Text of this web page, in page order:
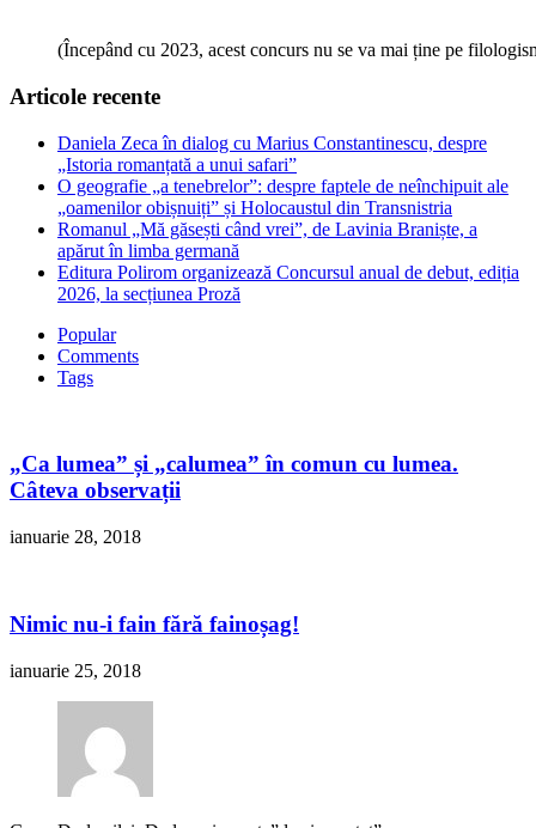
(Începând cu 2023, acest concurs nu se va mai ține pe
Articole recente
Daniela Zeca în dialog cu Marius Constantinescu, despre
„Istoria romanțată a unui safari”
O geografie „a tenebrelor”: despre faptele de neînchipuit ale
„oamenilor obișnuiți” și Holocaustul din Transnistria
Romanul „Mă găsești când vrei”, de Lavinia Braniște, a
apărut în limba germană
Editura Polirom organizează Concursul anual de debut, ediția
2026, la secțiunea Proză
Popular
Comments
Tags
„Ca lumea” și „calumea” în comun cu lumea.
Câteva observații
ianuarie 28, 2018
Nimic nu-i fain fără fainoșag!
ianuarie 25, 2018